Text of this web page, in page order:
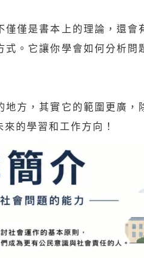
僅是書本上的理論，還會
。它讓你學會如何分析問
方，其實它的範圍更廣，
的學習和工作方向！